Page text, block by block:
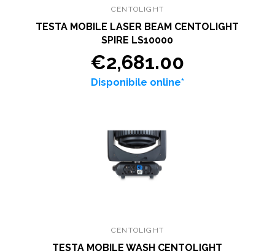
CENTOLIGHT
TESTA MOBILE LASER BEAM CENTOLIGHT
SPIRE LS10000
€2,681.00
Disponibile online*
CENTOLIGHT
TESTA MOBILE WASH CENTOLIGHT